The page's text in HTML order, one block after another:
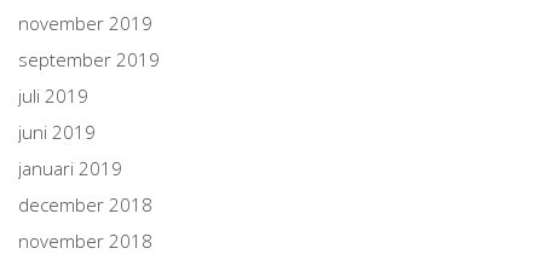
november 2019
september 2019
juli 2019
juni 2019
januari 2019
december 2018
november 2018